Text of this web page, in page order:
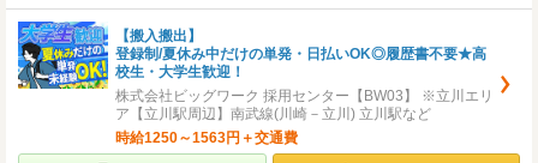
【搬入搬出】
登録制/夏休み中だけの単発・日払いOK◎履歴書不要★高
校生・大学生歓迎！
株式会社ビッグワーク 採用センター【BW03】 ※立川エリ
ア【立川駅周辺】南武線(川崎－立川) 立川駅など
時給1250～1563円＋交通費